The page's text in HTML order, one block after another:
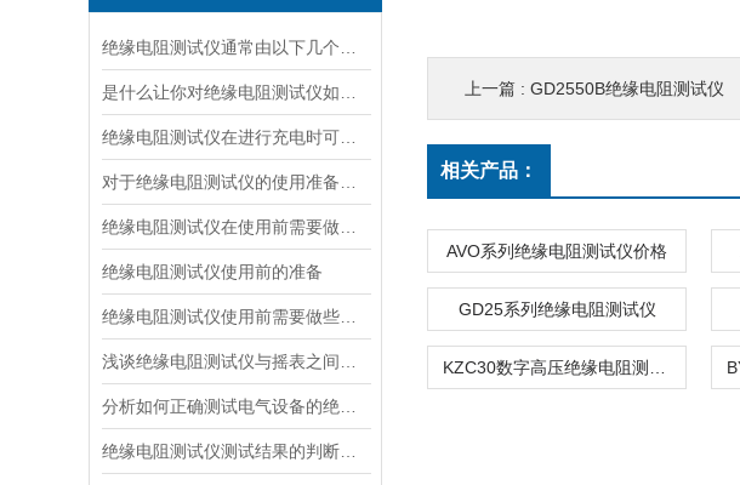
绝缘电阻测试仪使用前的准备
上一篇 : GD2550B绝缘电阻测试仪
相关产品：
AVO系列绝缘电阻测试仪价格
GD25系列绝缘电阻测试仪